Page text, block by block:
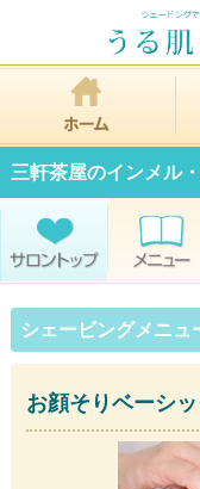
三軒茶屋のインメル
シェービングメニュ
お顔そりベーシ